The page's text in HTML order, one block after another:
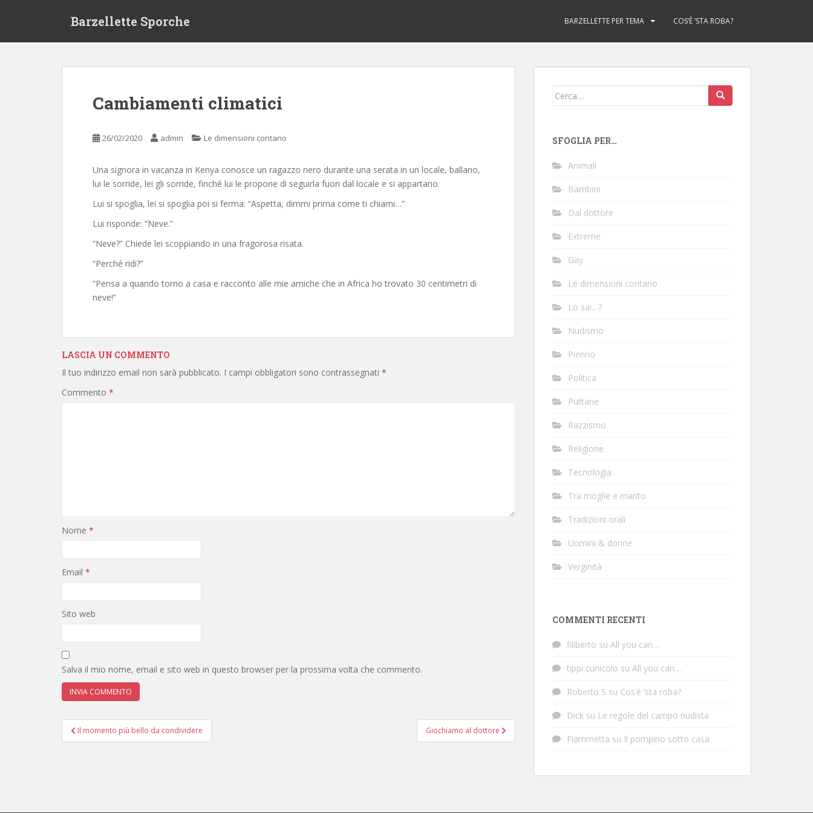
Barzellette Sporche BARZELLETTE PER TEMA COS’È ‘STA ROBA?
Cambiamenti climatici
26/02/2020 admin Le dimensioni contano
Una signora in vacanza in Kenya conosce un ragazzo nero durante una serata in un locale, ballano,
lui le sorride, lei gli sorride, finché lui le propone di seguirla fuori dal locale e si appartano.
Lui si spoglia, lei si spoglia poi si ferma: “Aspetta, dimmi prima come ti chiami…”
Lui risponde: “Neve.”
“Neve?” Chiede lei scoppiando in una fragorosa risata.
“Perché ridi?”
“Pensa a quando torno a casa e racconto alle mie amiche che in Africa ho trovato 30 centimetri di
neve!”
LASCIA UN COMMENTO
Il tuo indirizzo email non sarà pubblicato. I campi obbligatori sono contrassegnati *
Commento *
Nome *
Email *
Sito web
Salva il mio nome, email e sito web in questo browser per la prossima volta che commento.
Navigazione
articoli
Il momento più bello da condividere Giochiamo al dottore
Cerca:
SFOGLIA PER…
Animali
Bambini
Dal dottore
Extreme
Gay
Le dimensioni contano
Lo sai…?
Nudismo
Pierino
Politica
Puttane
Razzismo
Religione
Tecnologia
Tra moglie e marito
Tradizioni orali
Uomini & donne
Verginità
COMMENTI RECENTI
filiberto su All you can…
tippi cunicolo su All you can…
Roberto S su Cos’è ‘sta roba?
Dick su Le regole del campo nudista
Fiammetta su Il pompino sotto casa